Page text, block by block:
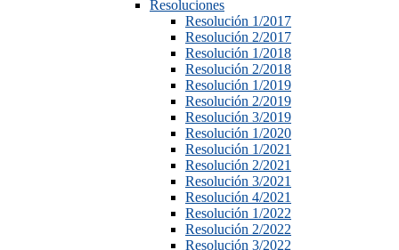
Resoluciones
Resolución 1/2017
Resolución 2/2017
Resolución 1/2018
Resolución 2/2018
Resolución 1/2019
Resolución 2/2019
Resolución 3/2019
Resolución 1/2020
Resolución 1/2021
Resolución 2/2021
Resolución 3/2021
Resolución 4/2021
Resolución 1/2022
Resolución 2/2022
Resolución 3/2022